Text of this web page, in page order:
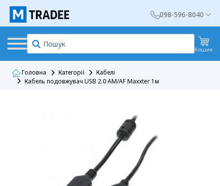
098-596-8040
Кошик
Головна Категорії
Кабелі
Кабель подовжувач USB 2.0 AM/AF Maxxter 1м